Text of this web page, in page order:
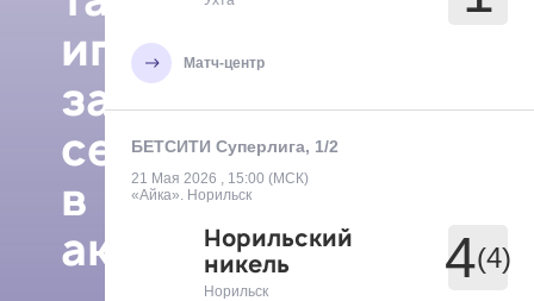
игру
занести
себе
в
актив»
Матч-центр
БЕТСИТИ Суперлига, 1/2
21 Мая 2026 , 15:00 (МСК)
«Айка». Норильск
Норильский
никель
Норильск
4(4)